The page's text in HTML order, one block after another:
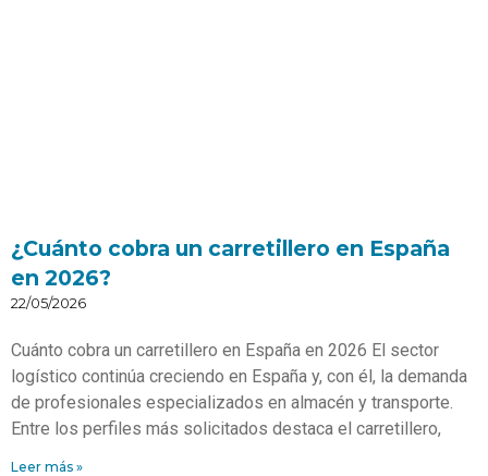
¿Cuánto cobra un carretillero en España
en 2026?
22/05/2026
Cuánto cobra un carretillero en España en 2026 El sector
logístico continúa creciendo en España y, con él, la demanda
de profesionales especializados en almacén y transporte.
Entre los perfiles más solicitados destaca el carretillero,
Leer más »